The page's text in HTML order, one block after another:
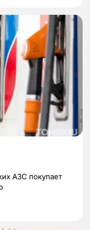
АЗС покупает